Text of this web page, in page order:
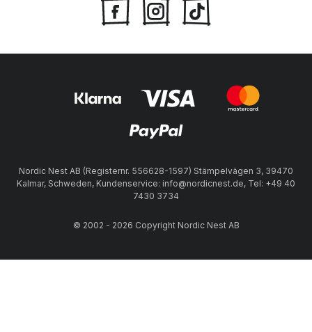
Nordic Nest AB (Registernr. 556628-1597) Stämpelvägen 3, 39470
Kalmar, Schweden, Kundenservice: info@nordicnest.de, Tel: +49 40
7430 3734
© 2002 - 2026 Copyright Nordic Nest AB